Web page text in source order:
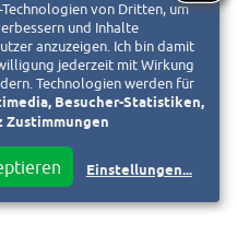
von Dritten, um
und Inhalte
anzuzeigen. Ich bin damit
jederzeit mit Wirkung
Technologien werden für
Besucher-Statistiken,
Zustimmungen
Einstellungen...